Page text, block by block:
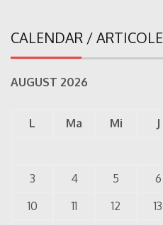
CALENDAR / ARTICOLE
AUGUST 2026
L Ma Mi J
3
4 5 6
10
11 12 13